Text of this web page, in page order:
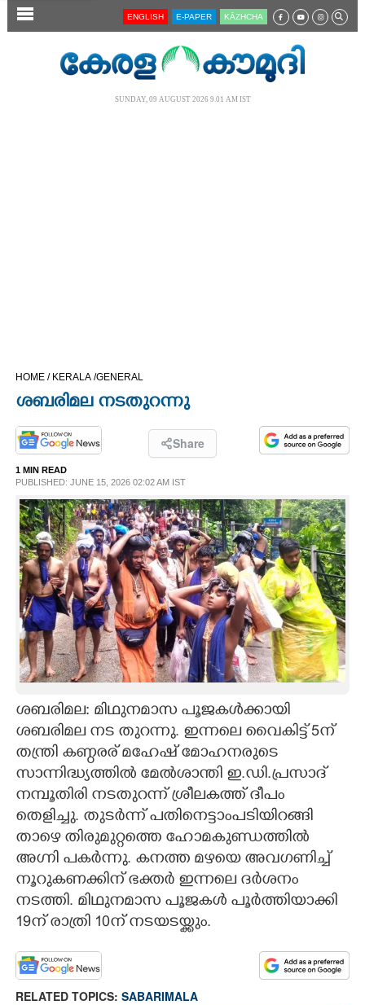
SECTIONS
CINEMA
OPINION
PHOTOS
LIFESTYLE
SPIRITUAL
INFO+
ART
ASTRO
CARTOONS
LITERATURE
ZOOM
CONTACT US
ENGLISH E-PAPER KĀZHCHA
SUNDAY, 09 AUGUST 2026 9.01 AM IST
HOME / KERALA /GENERAL
ശബരിമല നടതുറന്നു
Share
1 MIN READ
PUBLISHED: JUNE 15, 2026 02:02 AM IST
ശബരിമല: മിഥുനമാസ പൂജകൾക്കായി
ശബരിമല നട തുറന്നു. ഇന്നലെ വൈകിട്ട് 5ന്
തന്ത്രി കണ്ഠരര് മഹേഷ് മോഹനരുടെ
സാന്നിദ്ധ്യത്തിൽ മേൽശാന്തി ഇ.ഡി.പ്രസാദ്
നമ്പൂതിരി നടതുറന്ന് ശ്രീലകത്ത് ദീപം
തെളിച്ചു. തുടർന്ന് പതിനെട്ടാംപടിയിറങ്ങി
താഴെ തിരുമുറ്റത്തെ ഹോമകുണ്ഡത്തിൽ
അഗ്നി പകർന്നു. കനത്ത മഴയെ അവഗണിച്ച്
നൂറുകണക്കിന് ഭക്തർ ഇന്നലെ ദർശനം
നടത്തി. മിഥുനമാസ പൂജകൾ പൂർത്തിയാക്കി
19ന് രാത്രി 10ന് നടയടയ്ക്കും.
RELATED TOPICS: SABARIMALA